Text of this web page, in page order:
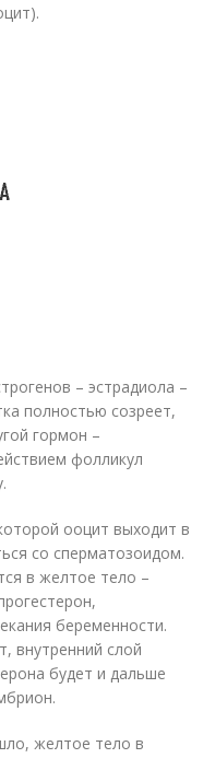
– эстрадиола –
полностью созреет,
гормон –
фолликул
ооцит выходит в
со сперматозоидом.
в желтое тело –
беременности.
внутренний слой
будет и дальше
желтое тело в